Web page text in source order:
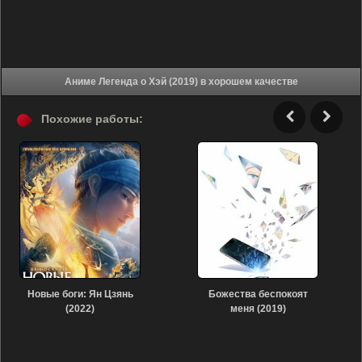
Аниме Легенда о Хэй (2019) в хорошем качестве
Похожие работы:
Новые боги: Ян Цзянь
(2022)
Божества беспокоят
меня (2019)